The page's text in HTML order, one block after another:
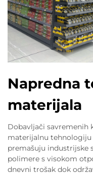
Napredna
materijala
Dobavljači savremenih
materijalnu
premašuju industrijske
polimere s visokom
dnevni trošak dok